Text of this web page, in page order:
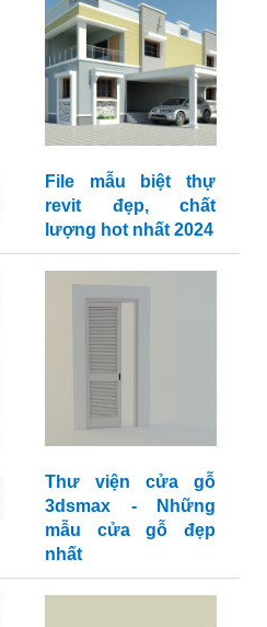
File mẫu biệt thự
revit đẹp, chất
lượng hot nhất 2024
Thư viện cửa gỗ
3dsmax - Những
mẫu cửa gỗ đẹp
nhất